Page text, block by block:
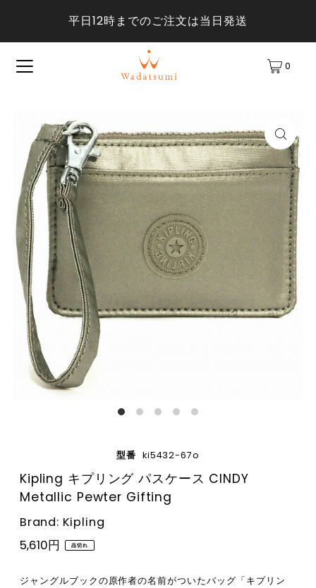
平日12時までのご注文は当日発送
0
型番 ki5432-67o
Kipling キプリング パスケース CINDY
Metallic Pewter Gifting
Brand: Kipling
5,610円 品切れ
ジャングルブックの原作者の名前がついたバッグ「キプリン